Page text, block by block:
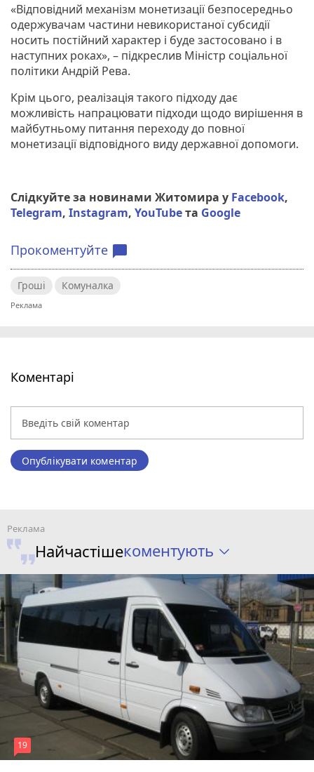
«Відповідний механізм монетизації безпосередньо
одержувачам частини невикористаної субсидії
носить постійний характер і буде застосовано і в
наступних роках», – підкреслив Міністр соціальної
політики Андрій Рева.
Крім цього, реалізація такого підходу дає
можливість напрацювати підходи щодо вирішення в
майбутньому питання переходу до повної
монетизації відповідного виду державної допомоги.
Слідкуйте за новинами Житомира у Facebook,
Telegram, Instagram, YouTubeта Google
Прокоментуйте chat_bubble
Гроші Комуналка
Коментарі
Опублікувати коментар
Найчастішекоментують
19